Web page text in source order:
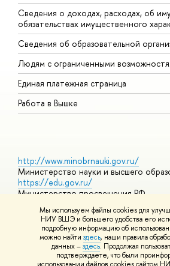
Мы используем файлы cookies для
НИУ ВШЭ и большего удобства его
подробную информацию об
можно найти здесь, наши правила
данных –здесь. Продолжая
подтверждаете, что были
Сведения о доходах, расходах, об
обязательствах имущественного
Сведения об образовательной
Людям с ограниченными
Единая платежная страница
Работа в Вышке
http://www.minobrnauki.gov.ru/
Министерство науки и высшего
https://edu.gov.ru/
Министерство просвещения РФ
https://elearning.hse.ru/mooc
Массовые открытые онлайн-курсы
© НИУ ВШЭ 1993–2026 Адреса и контакты
использования материалов Политика